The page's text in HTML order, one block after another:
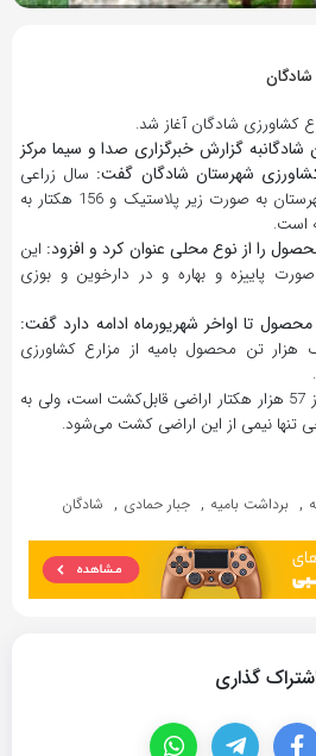
شادگانبه گزارش خبرگزاری صدا و سیما مرکز
شهرستان شادگان گفت: سال زراعی
جاری 12هکتار از مزارع این شهرستان به صورت زیر پلاستیک و 156 هکتار به
است.
را از نوع محلی عنوان کرد و افزود: این
پاییزه و بهاره و در دارخوین و بوزی
تا اواخر شهریورماه ادامه دارد گفت:
تن محصول بامیه از مزارع کشاورزی
شهرستان شادگان دارای بیش از 57 هزار هکتار اراضی قابل‌کشت است، ولی به
نیمی از این اراضی کشت می‌شود.
, برداشت بامیه , جبار حمادی , شادگان
گذاری